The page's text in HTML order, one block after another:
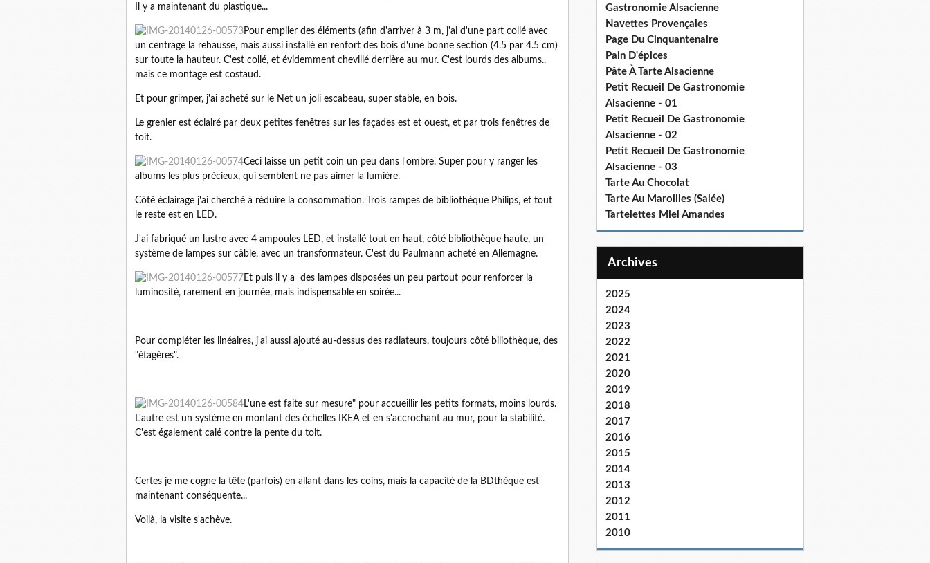
Il y a maintenant du plastique...
Pour empiler des éléments (afin d'arriver à 3 m, j'ai d'une part collé avec
un centrage la rehausse, mais aussi installé en renfort des bois d'une bonne section (4.5 par 4.5 cm)
sur toute la hauteur. C'est collé, et évidemment chevillé derrière au mur. C'est lourds des albums..
mais ce montage est costaud.
Et pour grimper, j'ai acheté sur le Net un joli escabeau, super stable, en bois.
Le grenier est éclairé par deux petites fenêtres sur les façades est et ouest, et par trois fenêtres de
toit.
Ceci laisse un petit coin un peu dans l'ombre. Super pour y ranger les
albums les plus précieux, qui semblent ne pas aimer la lumière.
Côté éclairage j'ai cherché à réduire la consommation. Trois rampes de bibliothèque Philips, et tout
le reste est en LED.
J'ai fabriqué un lustre avec 4 ampoules LED, et installé tout en haut, côté bibliothèque haute, un
système de lampes sur câble, avec un transformateur. C'est du Paulmann acheté en Allemagne.
Et puis il y a des lampes disposées un peu partout pour renforcer la
luminosité, rarement en journée, mais indispensable en soirée...
Pour compléter les linéaires, j'ai aussi ajouté au-dessus des radiateurs, toujours côté biliothèque, des
"étagères".
L'une est faite sur mesure" pour accueillir les petits formats, moins lourds.
L'autre est un système en montant des échelles IKEA et en s'accrochant au mur, pour la stabilité.
C'est également calé contre la pente du toit.
Certes je me cogne la tête (parfois) en allant dans les coins, mais la capacité de la BDthèque est
maintenant conséquente...
Voilà, la visite s'achève.
Gastronomie Alsacienne
Navettes Provençales
Page Du Cinquantenaire
Pain D'épices
Pâte À Tarte Alsacienne
Petit Recueil De Gastronomie
Alsacienne - 01
Petit Recueil De Gastronomie
Alsacienne - 02
Petit Recueil De Gastronomie
Alsacienne - 03
Tarte Au Chocolat
Tarte Au Maroilles (Salée)
Tartelettes Miel Amandes
Archives
2025
2024
2023
2022
2021
2020
2019
2018
2017
2016
2015
2014
2013
2012
2011
2010